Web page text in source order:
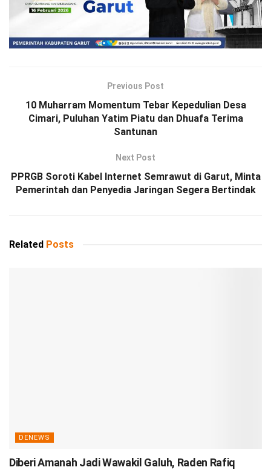
Previous Post
10 Muharram Momentum Tebar Kepedulian Desa
Cimari, Puluhan Yatim Piatu dan Dhuafa Terima
Santunan
Next Post
PPRGB Soroti Kabel Internet Semrawut di Garut, Minta
Pemerintah dan Penyedia Jaringan Segera Bertindak
Related Posts
DENEWS
Diberi Amanah Jadi Wawakil Galuh, Raden Rafiq